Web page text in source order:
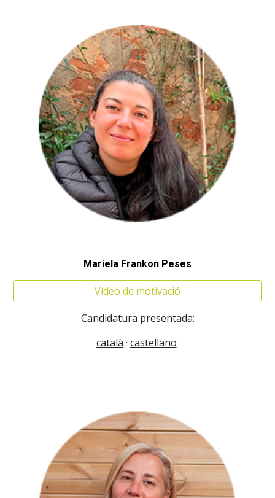
Mariela Frankon Peses
Vídeo de motivació
Candidatura presentada:
català · castellano